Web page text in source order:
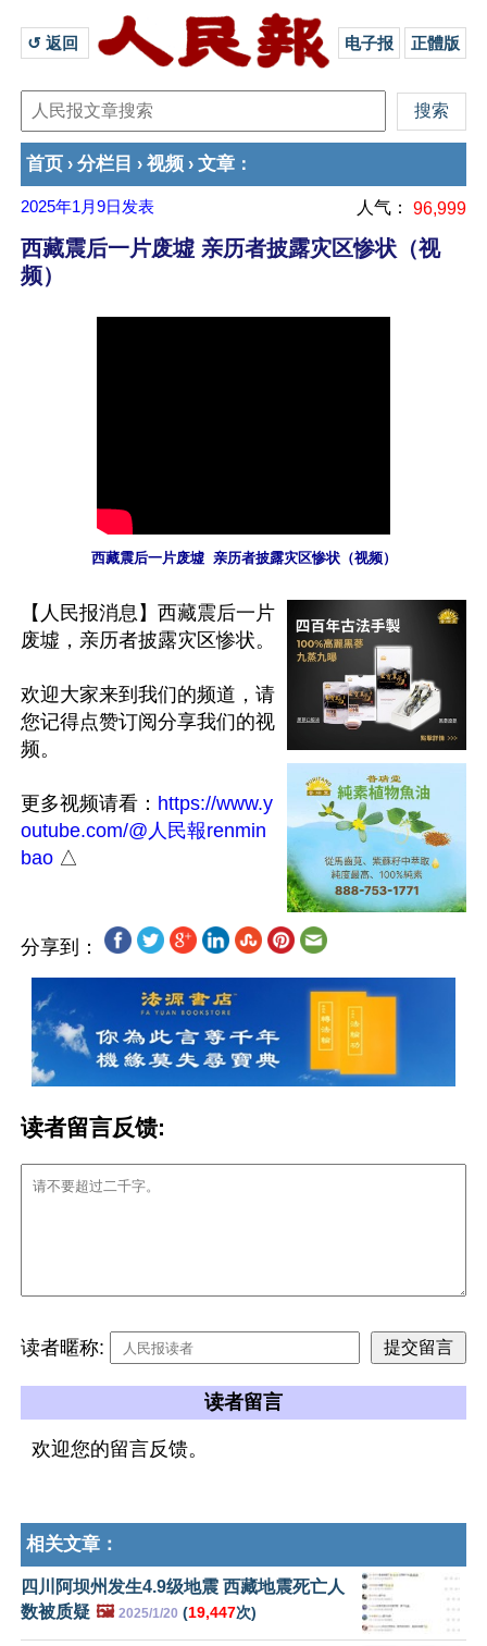
↺ 返回 电子报 正體版
首页 › 分栏目 › 视频 › 文章 ：
2025年1月9日 发表 人气： 96,999
西藏震后一片废墟 亲历者披露灾区惨状（视
频）
西藏震后一片废墟  亲历者披露灾区惨状（视频）
【人民报消息】西藏震后一片
废墟，亲历者披露灾区惨状。
欢迎大家来到我们的频道，请
您记得点赞订阅分享我们的视
频。
更多视频请看： https://www.y
outube.com/@人民報renmin
bao
分享到：
读者留言反馈:
读者暱称:
读者留言
欢迎您的留言反馈。
相关文章：
四川阿坝州发生4.9级地震 西藏地震死亡人
数被质疑 🖼️ 2025/1/20 (19,447次)